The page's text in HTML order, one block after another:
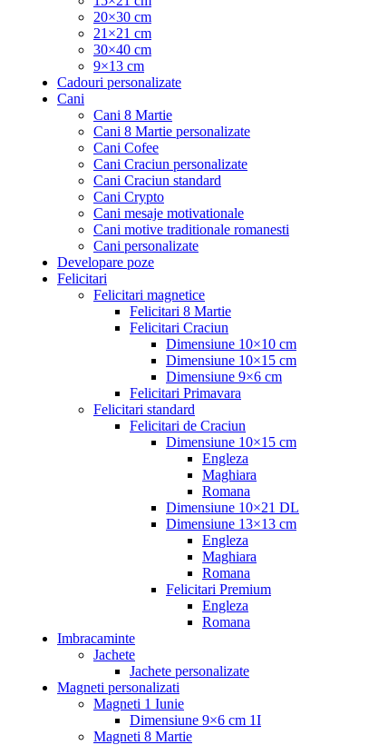
20×30 cm
21×21 cm
30×40 cm
9×13 cm
Cadouri personalizate
Cani
Cani 8 Martie
Cani 8 Martie personalizate
Cani Cofee
Cani Craciun personalizate
Cani Craciun standard
Cani Crypto
Cani mesaje motivationale
Cani motive traditionale romanesti
Cani personalizate
Developare poze
Felicitari
Felicitari magnetice
Felicitari 8 Martie
Felicitari Craciun
Dimensiune 10×10 cm
Dimensiune 10×15 cm
Dimensiune 9×6 cm
Felicitari Primavara
Felicitari standard
Felicitari de Craciun
Dimensiune 10×15 cm
Engleza
Maghiara
Romana
Dimensiune 10×21 DL
Dimensiune 13×13 cm
Engleza
Maghiara
Romana
Felicitari Premium
Engleza
Romana
Imbracaminte
Jachete
Jachete personalizate
Magneti personalizati
Magneti 1 Iunie
Dimensiune 9×6 cm 1I
Magneti 8 Martie